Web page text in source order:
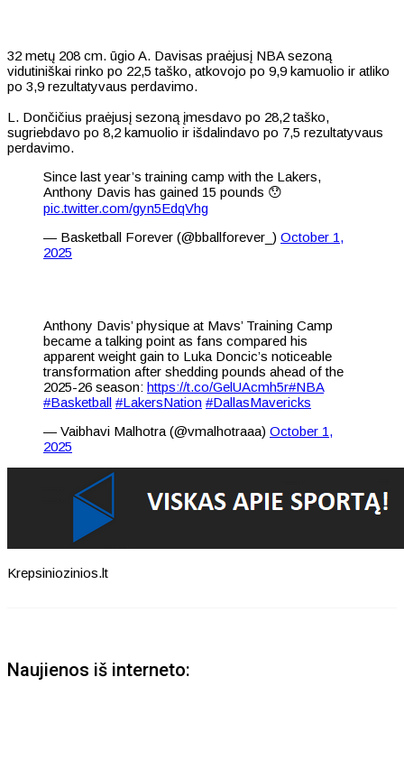
32 metų 208 cm. ūgio A. Davisas praėjusį NBA sezoną
vidutiniškai rinko po 22,5 taško, atkovojo po 9,9 kamuolio ir atliko
po 3,9 rezultatyvaus perdavimo.
L. Dončičius praėjusį sezoną įmesdavo po 28,2 taško,
sugriebdavo po 8,2 kamuolio ir išdalindavo po 7,5 rezultatyvaus
perdavimo.
Since last year’s training camp with the Lakers,
Anthony Davis has gained 15 pounds 😯
pic.twitter.com/gyn5EdqVhg
— Basketball Forever (@bballforever_) October 1,
2025
Anthony Davis’ physique at Mavs’ Training Camp
became a talking point as fans compared his
apparent weight gain to Luka Doncic’s noticeable
transformation after shedding pounds ahead of the
2025-26 season: https://t.co/GelUAcmh5r#NBA
#Basketball #LakersNation #DallasMavericks
— Vaibhavi Malhotra (@vmalhotraaa) October 1,
2025
Krepsiniozinios.lt
Naujienos iš interneto: